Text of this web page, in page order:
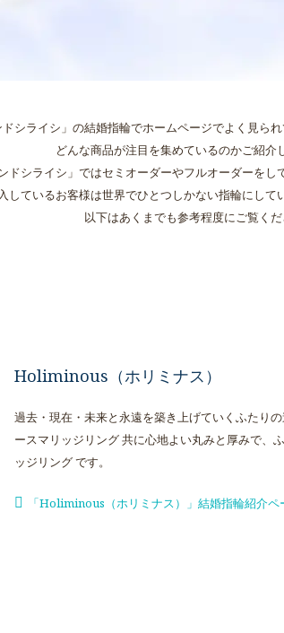
シライシ」の結婚指輪でホームページでよく見ら
どんな商品が注目を集めているのかご紹介
ドシライシ」ではセミオーダーやフルオーダーをし
しているお客様は世界でひとつしかない指輪にして
以下はあくまでも参考程度にご覧くだ
Holiminous（ホリミナス）
過去・現在・未来と永遠を築き上げていくふたり
ースマリッジリング 共に心地よい丸みと厚みで、
ッジリング です。
「Holiminous（ホリミナス）」結婚指輪紹介ペ